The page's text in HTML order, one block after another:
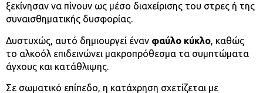
ξεκίνησαν να πίνουν ως μέσο διαχείρισης του στρες ή της
συναισθηματικής δυσφορίας.
Δυστυχώς, αυτό δημιουργεί έναν φαύλο κύκλο , καθώς
το αλκοόλ επιδεινώνει μακροπρόθεσμα τα συμπτώματα
άγχους και κατάθλιψης.
Σε σωματικό επίπεδο, η κατάχρηση σχετίζεται με